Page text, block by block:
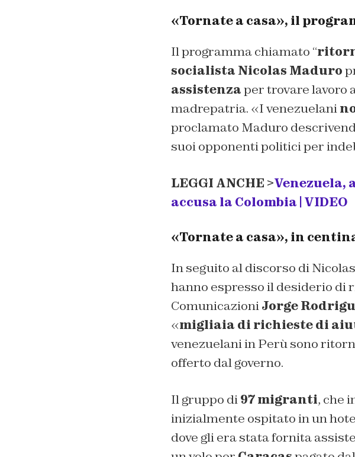
«Tornate a casa», il
Il programma chiamato “
socialista Nicolas Maduro
assistenzaper trovare lavoro
madrepatria. «I venezuelani
proclamato Maduro
suoi opponenti politici per
LEGGI ANCHE >
accusa la Colombia | VIDEO
«Tornate a casa», in
In seguito al discorso di
hanno espresso il desiderio di
ComunicazioniJorge
«migliaia di richieste di
venezuelani in Perù sono
offerto dal governo.
Il gruppo di97 migranti, che
inizialmente ospitato in un
dove gli era stata fornita